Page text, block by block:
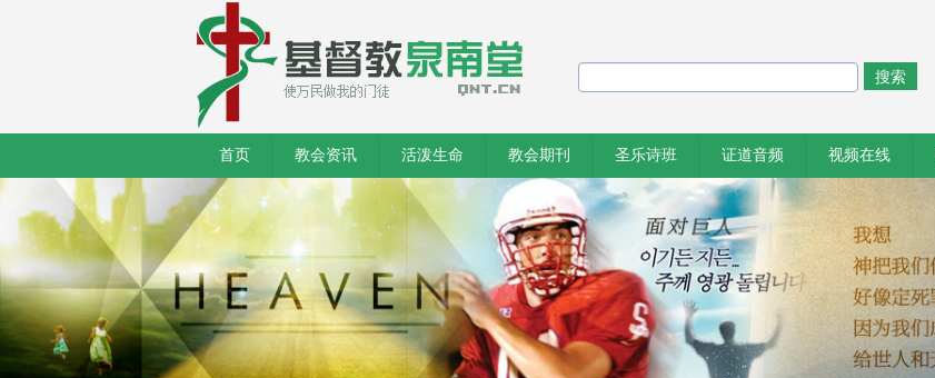
搜索
首页 教会资讯 活泼生命 教会期刊 圣乐诗班 证道音频 视频在线